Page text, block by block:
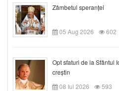
Zâmbetul speranței
05 Aug 2026 602
Opt sfaturi de la Sfântul
creștin
08 Iul 2026
593